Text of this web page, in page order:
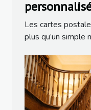
liens
Les cartes
plus qu’un simple